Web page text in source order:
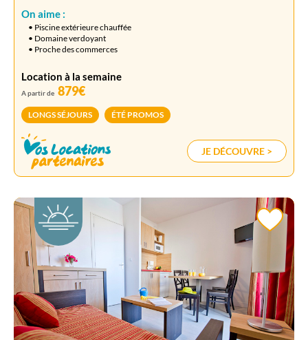
On aime :
• Piscine extérieure chauffée
• Domaine verdoyant
• Proche des commerces
Location à la semaine
A partir de 879€
LONGS SÉJOURS ÉTÉ PROMOS
JE DÉCOUVRE >